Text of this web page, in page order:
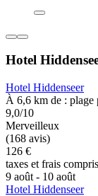
Hotel
Hotel Hiddenseer
À 6,6 km de : plage
9,0/10
Merveilleux
(168 avis)
126 €
taxes et frais compris
9 août - 10 août
Hotel Hiddenseer